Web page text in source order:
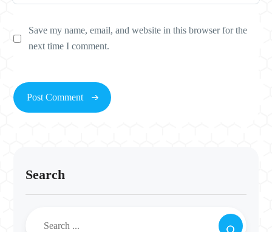
Save my name, email, and website in this browser for the
next time I comment.
Search